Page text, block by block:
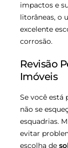
impactos e
litorâneas, o
excelente
corrosão.
Revisão
Imóveis
Se você está
não se
esquadrias.
evitar
escolha de